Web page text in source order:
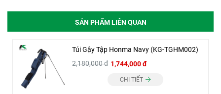
SẢN PHẨM LIÊN QUAN
Túi Gậy Tập Honma Navy (KG-TGHM002)
2,180,000 đ 1,744,000 đ
CHI TIẾT